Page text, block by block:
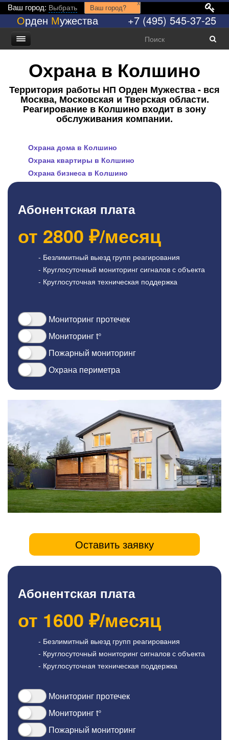
Ваш город: Выбрать Ваш город?
x
Орден Мужества +7 (495) 545-37-25
Охрана в Колшино
Территория работы НП Орден Мужества - вся
Москва, Московская и Тверская области.
Реагирование в Колшино входит в зону
обслуживания компании.
Охрана дома в Колшино
Охрана квартиры в Колшино
Охрана бизнеса в Колшино
Абонентская плата
от 2800 ₽/месяц
- Безлимитный выезд групп реагирования
- Круглосуточный мониторинг сигналов с объекта
- Круглосуточная техническая поддержка
Мониторинг протечек
Мониторинг t°
Пожарный мониторинг
Охрана периметра
Оставить заявку
Абонентская плата
от 1600 ₽/месяц
- Безлимитный выезд групп реагирования
- Круглосуточный мониторинг сигналов с объекта
- Круглосуточная техническая поддержка
Мониторинг протечек
Мониторинг t°
Пожарный мониторинг